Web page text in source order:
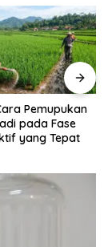
Pemupukan
pada Fase
yang Tepat